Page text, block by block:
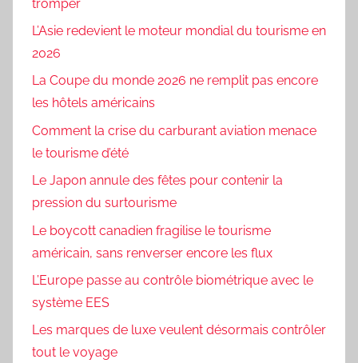
tromper
L’Asie redevient le moteur mondial du tourisme en
2026
La Coupe du monde 2026 ne remplit pas encore
les hôtels américains
Comment la crise du carburant aviation menace
le tourisme d’été
Le Japon annule des fêtes pour contenir la
pression du surtourisme
Le boycott canadien fragilise le tourisme
américain, sans renverser encore les flux
L’Europe passe au contrôle biométrique avec le
système EES
Les marques de luxe veulent désormais contrôler
tout le voyage